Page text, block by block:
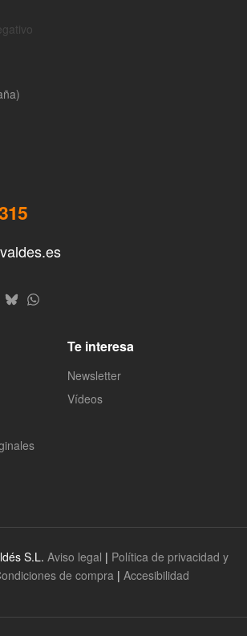
Te interesa
Newsletter
Vídeos
S.L. Aviso legal | Política de privacidad y
de compra | Accesibilidad